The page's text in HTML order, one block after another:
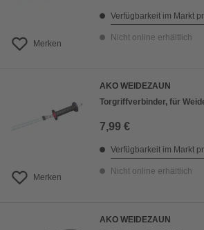
Merken
Verfügbarkeit im Markt
Nicht online erhältlich
Merken
AKO WEIDEZAUN
Torgriffverbinder, für
7,99 €
Verfügbarkeit im Markt
Nicht online erhältlich
AKO WEIDEZAUN